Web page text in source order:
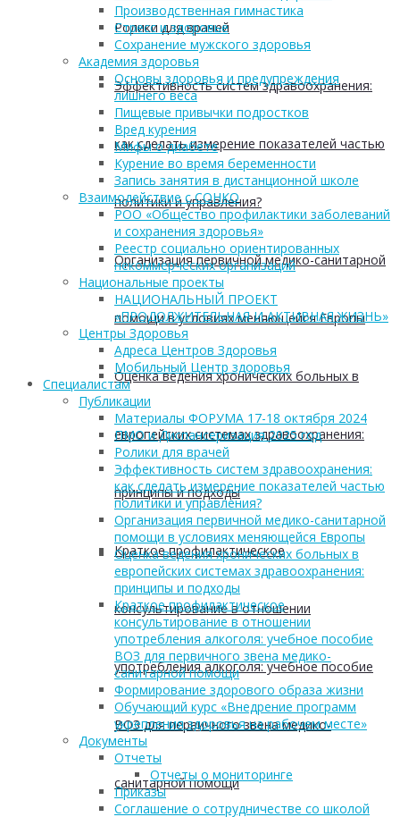
Ролики для врачей
Эффективность систем здравоохранения:
как сделать измерение показателей частью
политики и управления?
Организация первичной медико-санитарной
помощи в условиях меняющейся Европы
Оценка ведения хронических больных в
европейских системах здравоохранения:
принципы и подходы
Краткое профилактическое
консультирование в отношении
употребления алкоголя: учебное пособие
ВОЗ для первичного звена медико-
санитарной помощи
Производственная гимнастика
Стресс и здоровье
Сохранение мужского здоровья
Академия здоровья
Основы здоровья и предупреждения
лишнего веса
Пищевые привычки подростков
Вред курения
Мифы о диабете
Курение во время беременности
Запись занятия в дистанционной школе
Взаимодействие с СОНКО
РОО «Общество профилактики заболеваний
и сохранения здоровья»
Реестр социально ориентированных
некоммерческих организаций
Национальные проекты
НАЦИОНАЛЬНЫЙ ПРОЕКТ
«ПРОДОЛЖИТЕЛЬНАЯ И АКТИВНАЯ ЖИЗНЬ»
Центры Здоровья
Адреса Центров Здоровья
Мобильный Центр здоровья
Cпециалистам
Публикации
Материалы ФОРУМА 17-18 октября 2024
ПМО и Диспансеризация 2025 год
Ролики для врачей
Эффективность систем здравоохранения:
как сделать измерение показателей частью
политики и управления?
Организация первичной медико-санитарной
помощи в условиях меняющейся Европы
Оценка ведения хронических больных в
европейских системах здравоохранения:
принципы и подходы
Краткое профилактическое
консультирование в отношении
употребления алкоголя: учебное пособие
ВОЗ для первичного звена медико-
санитарной помощи
Формирование здорового образа жизни
Обучающий курс «Внедрение программ
укрепления здоровья на рабочем месте»
Документы
Отчеты
Отчеты о мониторинге
Приказы
Соглашение о сотрудничестве со школой